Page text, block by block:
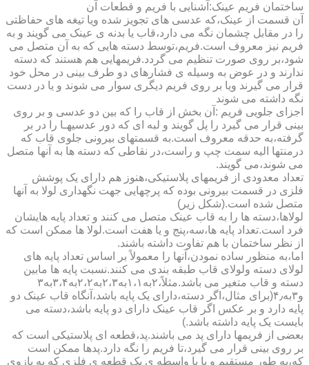
ساختمان فریم عینک:آشنایی با فریم و قطعات آن
آن قسمت از عینک،که عدسی های تجویز شده ویا تیغه های حفاظتی
را در مقابل چشمان نگه می دارد،قاب یا بدنه ی عینک می گویند و به
فریم نیز معروف است.فریم،توسط دسته هایی که به آن متصل می
شود،بر روی صورت تنظیم می گردد.فریمهایی هم هستند که دسته
ندارند و در عوض به وسیله ی فشارهای دو طرف بینی در محل خود
قرار می گیرند ویا بر روی فریم دیگری سوار می شوند و یا در دست
نگه داشته می شوند
اجزای جلویی فریم :آن بخش از قاب را که بین دو عدسی و بر روی
بینی قرار می گیرد را پل گویند و لبه ای که دور عدسیهـا را در بر
گرفته،به حدقه معروف است.به قسمتهای بیرونی جلوی قاب که
درمنتها الیه سمت چپ و راست،در نقاطی که دسته ها به آنها متصل
می شوند،می گویند.
تعداد معدودی از فریمهای پلاستیکی،هنوز هم دارای یک پوشش
فلزی در قسمت بیرونی بوده که پرچهایی جهت نگهداری لولا به آنها
متصل شده است.(شکل زیر)
لولاها،دسته ها را به قاب عینک متصل می کنند و تعداد پایه هایشان
فرد است.تعداد پایه ها،سه،پنج و یا هفت است.لولا ها ممکن است که
از نظر ساختمان با هم تفاوت داشته باشند.
اما،به منظور ساده نمودن،آنها را معمولاً بر اساس تعداد پایه های
لولای دسته ولولای قاب طبقه بندی می کنند.نسبت پایه ها مابین
دسته و قاب متغیر می باشد.مثلاً،۲به۱،۱به۲،۳به۲،۲به۳،۴به۳
و۳به۴٫(برای مثال،اگر دسته،دارای یک پایه باشد،آنگاه قاب عینک دو
پایه دارد و بر عکس اگر قاب عینک دارای دو پایه باشد،دسته می
بایست یک پایه داشته باشد.)
بعضی از فریمها دارای پد می باشند.پد،قطعه ای پلاستیکی است که
بر روی بینی قرار می گیرد،تا فریم را نگه دارد.پدها ممکن است
که،به طور مستقیم و یا با واسطه ی یک قطعه ی فلزی که به بازوی